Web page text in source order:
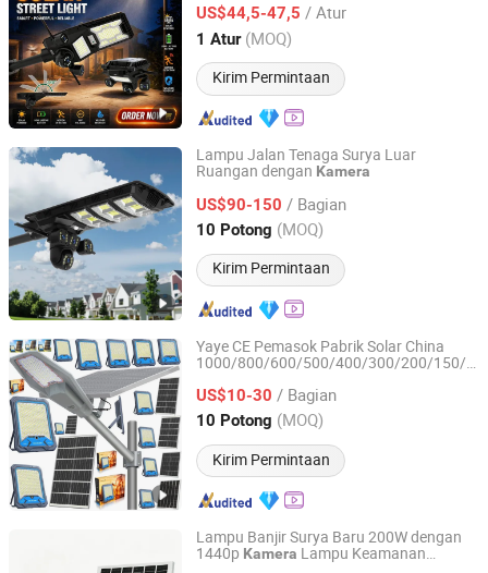
US$44,5-47,5 / Atur
1 Atur (MOQ)
Kirim Permintaan
Sichuan, China Harga mulai 2025
Lampu Jalan Tenaga Surya Luar
Ruangan dengan Kamera
US$90-150 / Bagian
10 Potong (MOQ)
Kirim Permintaan
Xi'an Lintong District Xiangrui Hongsheng New Energy
Technology Co., Ltd.
Shaanxi, China
Yaye CE Pemasok Pabrik Solar China
1000/800/600/500/400/300/200/150/
Aluminium Lampu Sorot Dinding Taman
Halaman
US$10-30 / Bagian
10 Potong (MOQ)
Kirim Permintaan
Zhongshan YAYE Lighting Co., Ltd.
Guangdong, China Harga mulai 2009
Lampu Banjir Surya Baru 200W dengan
1440p Kamera Lampu Keamanan
Sichuan Haoyuan Deju Technology Co., Ltd.